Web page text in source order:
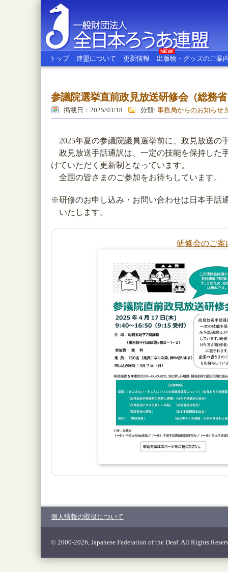
全日本ろうあ連盟
トップ 連盟について 更新情報 出版物・グッズのご案
NEW!
参議院選挙直前政見放送研修会（総務
掲載日：2025/03/18 分類: 事務局からのお知らせ,
2025年夏の参議院議員選挙前に、政見放送の
政見放送手話通訳は、一定の技能を保持した
けていただく更新制となっています。
全国の皆さまのご参加をお待ちしています。
※研修のお申し込み・お問い合わせは日本手話
いたします。
研修会のご案
個人情報の取扱について
© 2000-2026, Japanese Federation of the Deaf. All Rights